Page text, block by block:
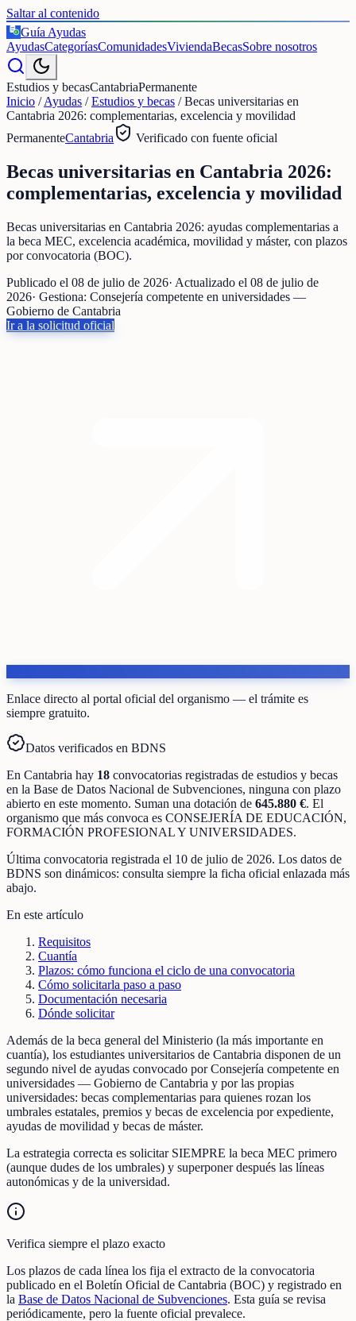
Saltar al contenido
€
Guía Ayudas
AyudasCategoríasComunidadesViviendaBecasSobre nosotros
Estudios y becasCantabriaPermanente
Inicio /Ayudas /Estudios y becas /Becas universitarias en
Cantabria 2026: complementarias, excelencia y movilidad
PermanenteCantabria Verificado con fuente oficial
Becas universitarias en Cantabria 2026:
complementarias, excelencia y movilidad
Becas universitarias en Cantabria 2026: ayudas complementarias a
la beca MEC, excelencia académica, movilidad y máster, con plazos
por convocatoria (BOC).
Publicado el 08 de julio de 2026· Actualizado el 08 de julio de
2026· Gestiona: Consejería competente en universidades —
Gobierno de Cantabria
Ir a la solicitud oficial
Enlace directo al portal oficial del organismo — el trámite es
siempre gratuito.
Datos verificados en BDNS
En Cantabria hay 18 convocatorias registradas de estudios y becas
en la Base de Datos Nacional de Subvenciones, ninguna con plazo
abierto en este momento. Suman una dotación de 645.880 €. El
organismo que más convoca es CONSEJERÍA DE EDUCACIÓN,
FORMACIÓN PROFESIONAL Y UNIVERSIDADES.
Última convocatoria registrada el 10 de julio de 2026. Los datos de
BDNS son dinámicos: consulta siempre la ficha oficial enlazada más
abajo.
En este artículo
Requisitos
Cuantía
Plazos: cómo funciona el ciclo de una convocatoria
Cómo solicitarla paso a paso
Documentación necesaria
Dónde solicitar
Además de la beca general del Ministerio (la más importante en
cuantía), los estudiantes universitarios de Cantabria disponen de un
segundo nivel de ayudas convocado por Consejería competente en
universidades — Gobierno de Cantabria y por las propias
universidades: becas complementarias para quienes rozan los
umbrales estatales, premios y becas de excelencia por expediente,
ayudas de movilidad y becas de máster.
La estrategia correcta es solicitar SIEMPRE la beca MEC primero
(aunque dudes de los umbrales) y superponer después las líneas
autonómicas y de la universidad.
Verifica siempre el plazo exacto
Los plazos de cada línea los fija el extracto de la convocatoria
publicado en el Boletín Oficial de Cantabria (BOC) y registrado en
la Base de Datos Nacional de Subvenciones. Esta guía se revisa
periódicamente, pero la fuente oficial prevalece.